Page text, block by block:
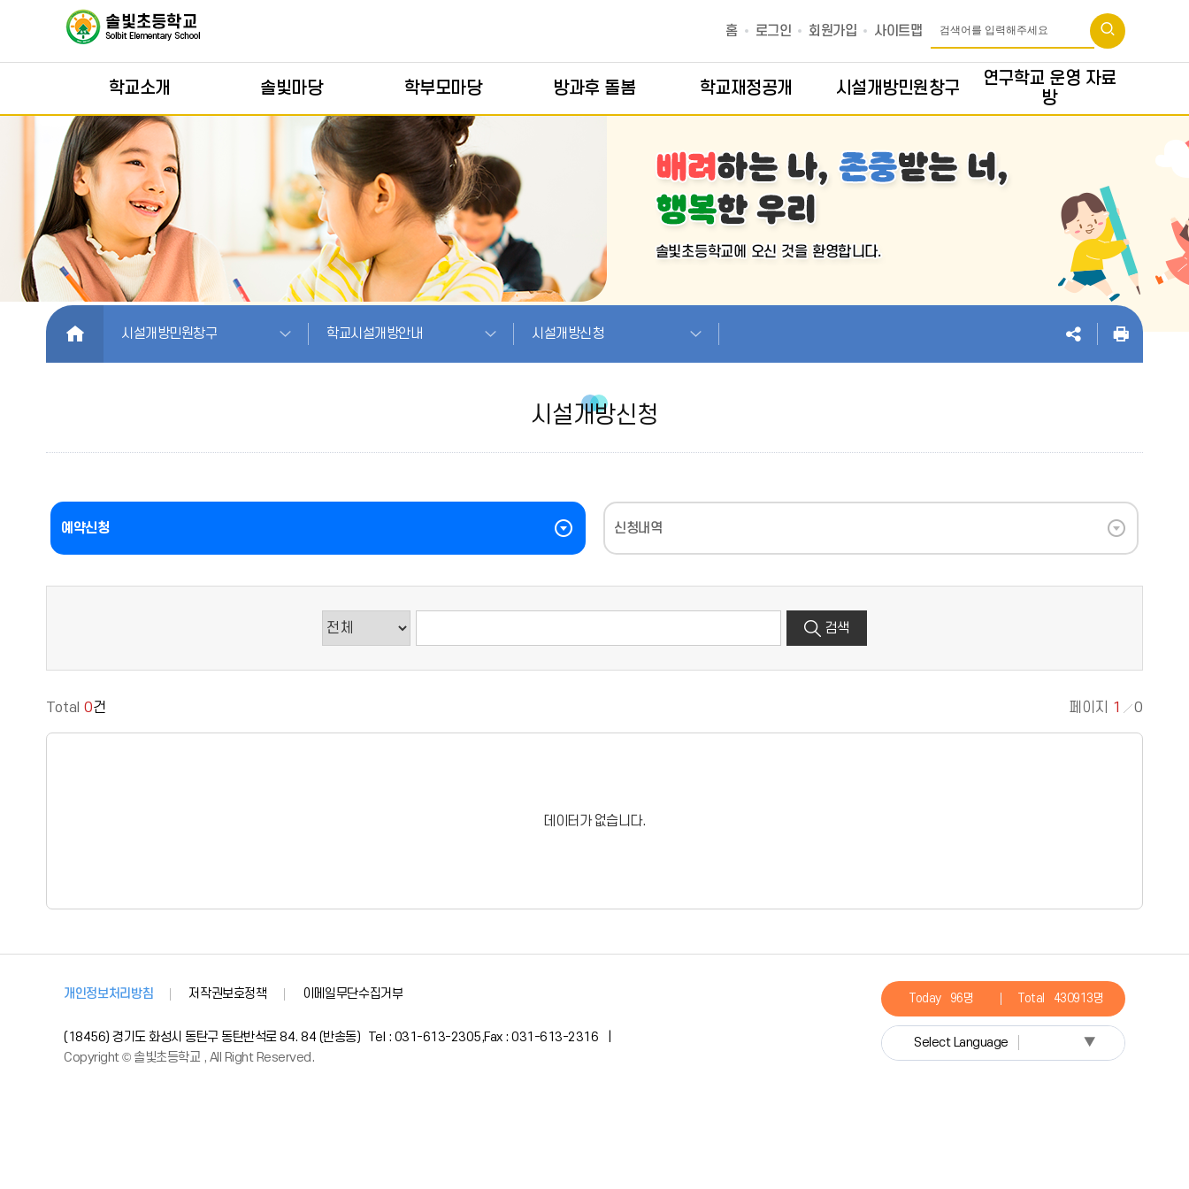
홈 로그인 회원가입 사이트맵
학교소개 솔빛마당 학부모마당 방과후 돌봄 학교재정공개 시설개방민원창구
연구학교 운영 자료
방
HOME 시설개방민원창구 학교시설개방안내 시설개방신청
시설개방신청
예약신청 신청내역
검색
Total 0건 페이지 1 0
데이터가 없습니다.
개인정보처리방침 저작권보호정책 이메일무단수집거부
(18456) 경기도 화성시 동탄구 동탄반석로 84. 84 (반송동) Tel : 031-613-2305,Fax : 031-613-2316 |
Copyright © 솔빛초등학교 , All Right Reserved.
Today 96명 Total 430913명
Select Language ▼